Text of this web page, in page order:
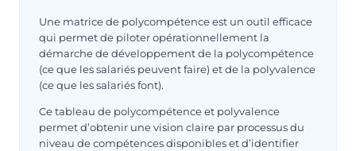
Une matrice de polycompétence est un outil efficace
qui permet de piloter opérationnellement la
démarche de développement de la polycompétence
(ce que les salariés peuvent faire) et de la polyvalence
(ce que les salariés font).
Ce tableau de polycompétence et polyvalence
permet d’obtenir une vision claire par processus du
niveau de compétences disponibles et d’identifier